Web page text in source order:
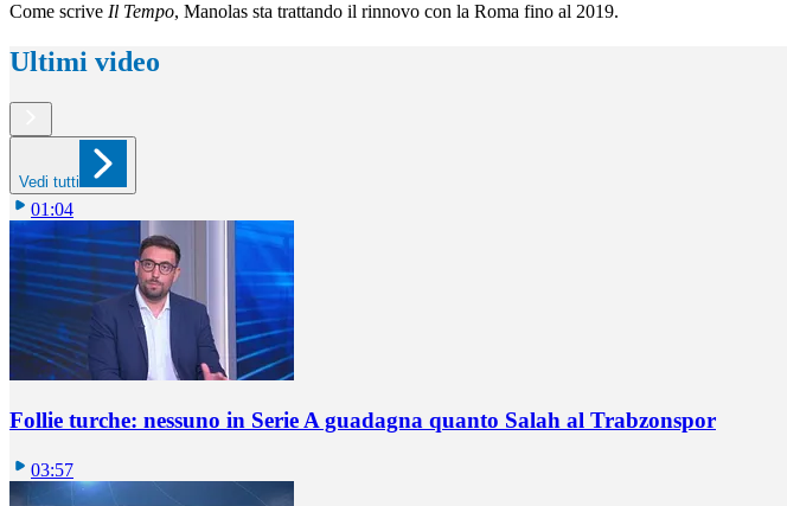
Come scrive Il Tempo, Manolas sta trattando il rinnovo con la Roma fino al 2019.
Ultimi video
Vedi tutti
01:04
Follie turche: nessuno in Serie A guadagna quanto Salah al Trabzonspor
03:57